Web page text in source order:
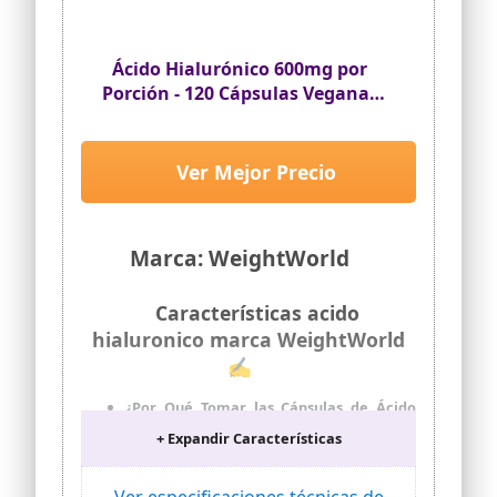
Ácido Hialurónico 600mg por
Porción - 120 Cápsulas Veganas
Origen Natural, Sin OGM ni
estearato de magnesio, para 4
Meses de Suministro
Marca: WeightWorld
Ver Mejor Precio
Características acido
hialuronico marca WeightWorld
✍
¿Por Qué Tomar las Cápsulas de Ácido
Nutricosmética convertida en ritual: 600
mg por porción y un peso molecular de
500-700 KDA. El ácido hialurónico fluye
+ Expandir Características